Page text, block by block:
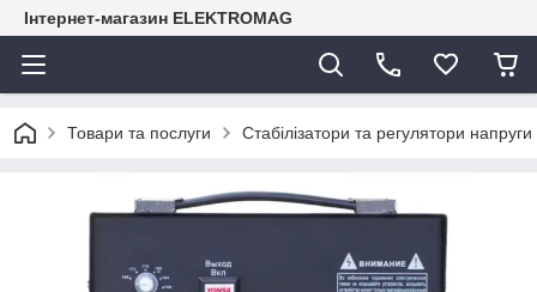
Інтернет-магазин ELEKTROMAG
Товари та послуги Стабілізатори та регулятори напруги